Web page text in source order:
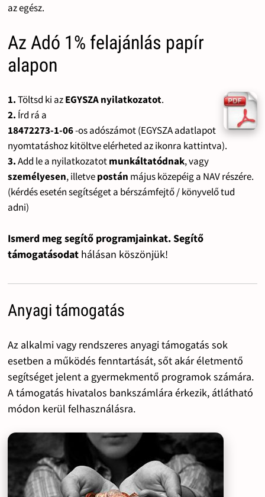
az egész.
Az Adó 1% felajánlás papír
alapon
1.Töltsd ki azEGYSZA nyilatkozatot.
2. Írd rá a
18472273-1-06-os adószámot (EGYSZA adatlapot
nyomtatáshoz kitöltve elérheted az ikonra kattintva).
3.Add le a nyilatkozatotmunkáltatódnak, vagy
személyesen, illetvepostán május közepéig a NAV részére.
(kérdés esetén segítséget a bérszámfejtő / könyvelő tud
adni)
Ismerd meg segítő programjainkat. Segítő
támogatásodat hálásan köszönjük!
Anyagi támogatás
Az alkalmi vagy rendszeres anyagi támogatás sok
esetben a működés fenntartását, sőt akár életmentő
segítséget jelent a gyermekmentő programok számára.
A támogatás hivatalos bankszámlára érkezik, átlátható
módon kerül felhasználásra.